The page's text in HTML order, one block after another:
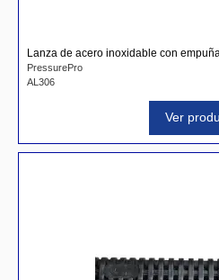
Lanza de acero inoxidable con
PressurePro
AL306
Ver